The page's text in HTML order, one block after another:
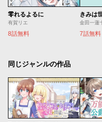
零れるよるに
有賀リエ
8話無料
きみは
金田一蓮
7話無料
同じジャンルの作品